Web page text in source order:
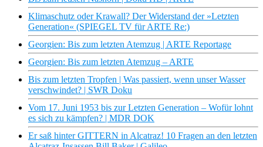
Klimaschutz oder Krawall? Der Widerstand der »Letzten
Generation« (SPIEGEL TV für ARTE Re:)
Georgien: Bis zum letzten Atemzug | ARTE Reportage
Georgien: Bis zum letzten Atemzug – ARTE
Bis zum letzten Tropfen | Was passiert, wenn unser Wasser
verschwindet? | SWR Doku
Vom 17. Juni 1953 bis zur Letzten Generation – Wofür lohnt
es sich zu kämpfen? | MDR DOK
Er saß hinter GITTERN in Alcatraz! 10 Fragen an den letzten